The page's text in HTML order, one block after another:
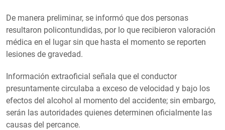
De manera preliminar, se informó que dos personas
resultaron policontundidas, por lo que recibieron valoración
médica en el lugar sin que hasta el momento se reporten
lesiones de gravedad.
Información extraoficial señala que el conductor
presuntamente circulaba a exceso de velocidad y bajo los
efectos del alcohol al momento del accidente; sin embargo,
serán las autoridades quienes determinen oficialmente las
causas del percance.